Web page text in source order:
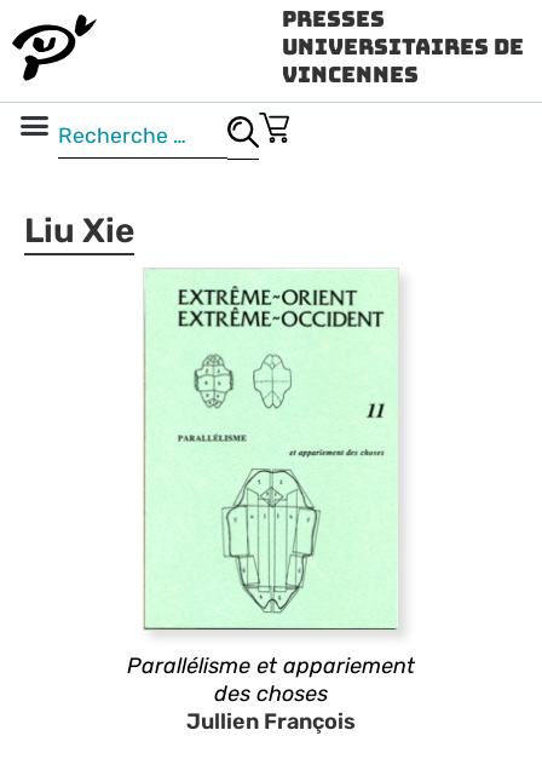
Presses
Universitaires de
Vincennes
Liu Xie
Parallélisme et appariement
des choses
Jullien François